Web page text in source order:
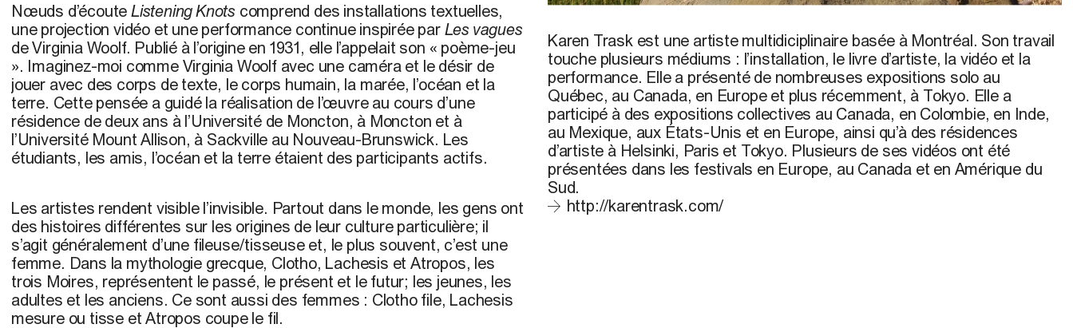
Nœuds d’écoute Listening Knots comprend des installations textuelles,
une projection vidéo et une performance continue inspirée par Les vagues
de Virginia Woolf. Publié à l’origine en 1931, elle l’appelait son « poème-jeu
». Imaginez-moi comme Virginia Woolf avec une caméra et le désir de
jouer avec des corps de texte, le corps humain, la marée, l’océan et la
terre. Cette pensée a guidé la réalisation de l’œuvre au cours d’une
résidence de deux ans à l’Université de Moncton, à Moncton et à
l’Université Mount Allison, à Sackville au Nouveau-Brunswick. Les
étudiants, les amis, l’océan et la terre étaient des participants actifs.
Les artistes rendent visible l’invisible. Partout dans le monde, les gens ont
des histoires différentes sur les origines de leur culture particulière; il
s’agit généralement d’une fileuse/tisseuse et, le plus souvent, c’est une
femme. Dans la mythologie grecque, Clotho, Lachesis et Atropos, les
trois Moires, représentent le passé, le présent et le futur; les jeunes, les
adultes et les anciens. Ce sont aussi des femmes : Clotho file, Lachesis
mesure ou tisse et Atropos coupe le fil.
Karen Traskest une artiste multidiciplinaire basée à Montréal. Son travail
touche plusieurs médiums : l’installation, le livre d’artiste, la vidéo et la
performance. Elle a présenté de nombreuses expositions solo au
Québec, au Canada, en Europe et plus récemment, à Tokyo. Elle a
participé à des expositions collectives au Canada, en Colombie, en Inde,
au Mexique, aux États-Unis et en Europe, ainsi qu’à des résidences
d’artiste à Helsinki, Paris et Tokyo. Plusieurs de ses vidéos ont été
présentées dans les festivals en Europe, au Canada et en Amérique du
Sud.
http://karentrask.com/